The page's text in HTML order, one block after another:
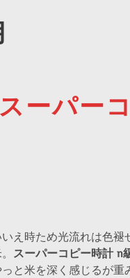
ーパー
え時ため光流れは色
スーパーコピー時計 n
と米を深く感じるが